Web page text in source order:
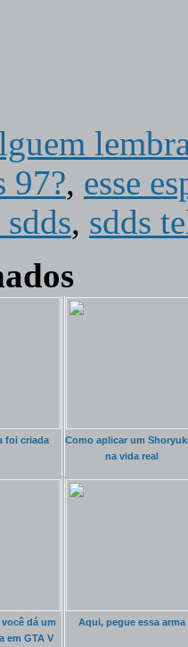
97?, esse
, sdds
foi criada
Como aplicar um
na vida real
dá um
em GTA V
Aqui, pegue essa arma